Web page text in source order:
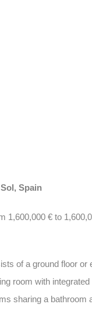
Spain
1,600,000 € to
of a ground floor
room with
sharing a